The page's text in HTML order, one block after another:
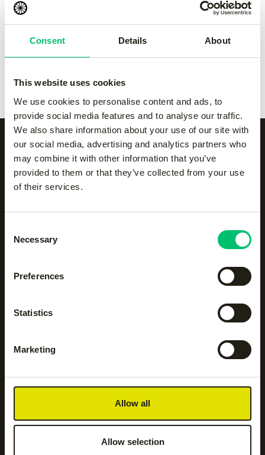
Consent Details About
This website uses cookies
We use cookies to personalise content and ads, to
provide social media features and to analyse our traffic.
We also share information about your use of our site with
our social media, advertising and analytics partners who
may combine it with other information that you’ve
provided to them or that they’ve collected from your use
of their services.
Selection
Necessary
Preferences
Statistics
Marketing
Allow all
Allow selection
-orange
€5.00
€200.00
Alle categorieën op een
rijtje
Hockeyaccessoires
Hoodies en sweatshirts
trainingsbroeken
Kickers Leggings